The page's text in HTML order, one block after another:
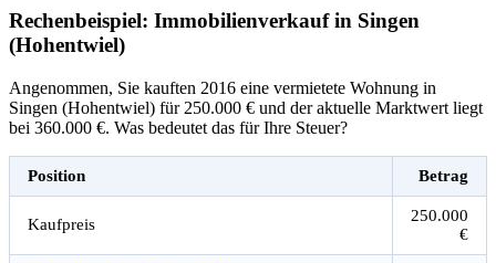
Rechenbeispiel: Immobilienverkauf in Singen
(Hohentwiel)
Angenommen, Sie kauften 2016 eine vermietete Wohnung in
Singen (Hohentwiel) für 250.000 € und der aktuelle Marktwert liegt
bei 360.000 €. Was bedeutet das für Ihre Steuer?
Position Betrag
Kaufpreis
250.000
€